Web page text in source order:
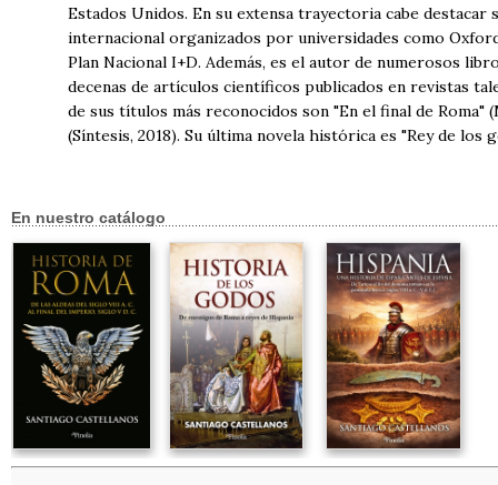
Estados Unidos. En su extensa trayectoria cabe
internacional organizados por universidades como
Plan Nacional I+D. Además, es el autor de numerosos
decenas de artículos científicos publicados en revistas
de sus títulos más reconocidos son "En el final de Roma"
(Síntesis, 2018). Su última novela histórica es "Rey de los
En nuestro catálogo